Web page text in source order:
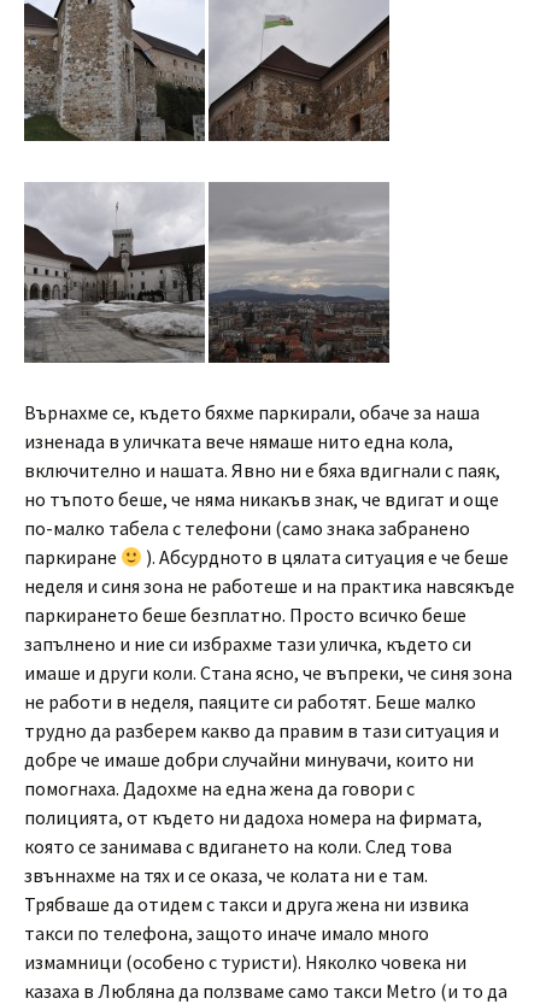
Върнахме се, където бяхме паркирали, обаче за наша
изненада в уличката вече нямаше нито една кола,
включително и нашата. Явно ни е бяха вдигнали с паяк,
но тъпото беше, че няма никакъв знак, че вдигат и още
по-малко табела с телефони (само знака забранено
паркиране
). Абсурдното в цялата ситуация е че беше
неделя и синя зона не работеше и на практика навсякъде
паркирането беше безплатно. Просто всичко беше
запълнено и ние си избрахме тази уличка, където си
имаше и други коли. Стана ясно, че въпреки, че синя зона
не работи в неделя, паяците си работят. Беше малко
трудно да разберем какво да правим в тази ситуация и
добре че имаше добри случайни минувачи, които ни
помогнаха. Дадохме на една жена да говори с
полицията, от където ни дадоха номера на фирмата,
която се занимава с вдигането на коли. След това
звъннахме на тях и се оказа, че колата ни е там.
Трябваше да отидем с такси и друга жена ни извика
такси по телефона, защото иначе имало много
измамници (особено с туристи). Няколко човека ни
казаха в Любляна да ползваме само такси Metro (и то да